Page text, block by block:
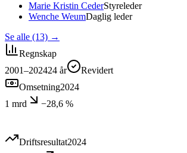
Marie Kristin CederStyreleder
Wenche WeumDaglig leder
Se alle (13) →
Regnskap
2001–202424 år
Revidert
Omsetning2024
1 mrd
−28,6 %
Driftsresultat2024